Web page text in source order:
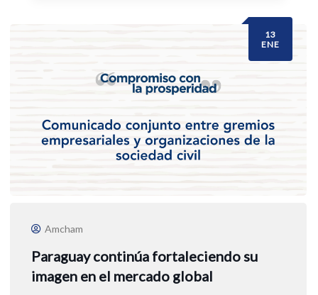
13
ENE
Amcham
Paraguay continúa fortaleciendo su
imagen en el mercado global